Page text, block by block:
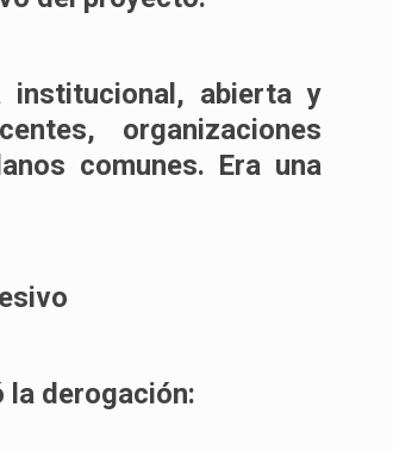
institucional, abierta y
organizaciones
comunes. Era una
la derogación: